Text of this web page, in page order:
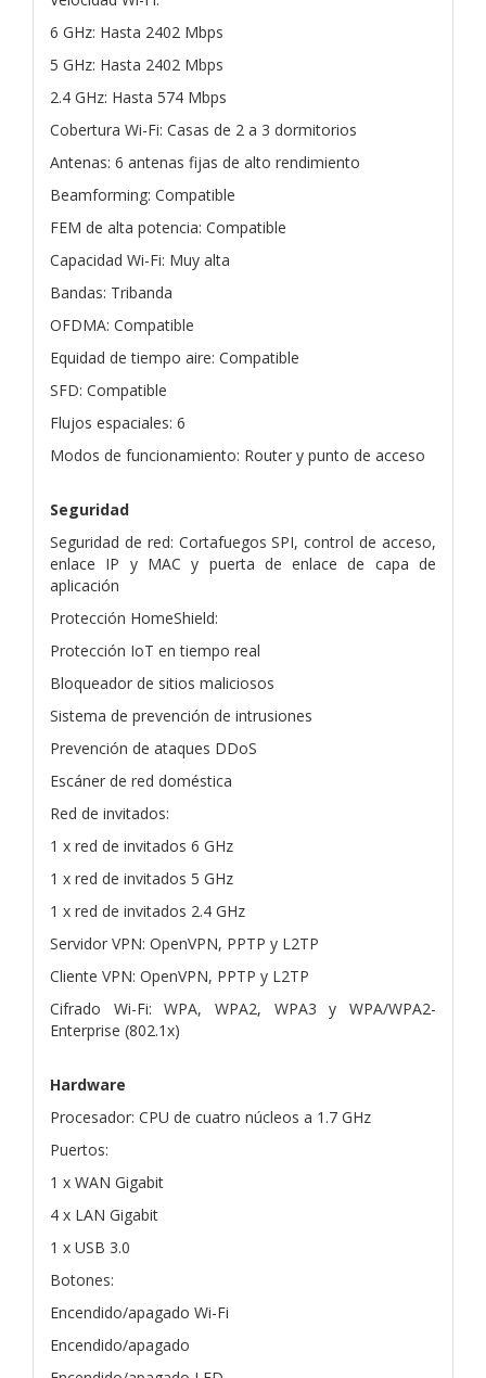
6 GHz: Hasta 2402 Mbps
5 GHz: Hasta 2402 Mbps
2.4 GHz: Hasta 574 Mbps
Cobertura Wi-Fi: Casas de 2 a 3 dormitorios
Antenas: 6 antenas fijas de alto rendimiento
Beamforming: Compatible
FEM de alta potencia: Compatible
Capacidad Wi-Fi: Muy alta
Bandas: Tribanda
OFDMA: Compatible
Equidad de tiempo aire: Compatible
SFD: Compatible
Flujos espaciales: 6
Modos de funcionamiento: Router y punto de acceso
Seguridad
Seguridad de red: Cortafuegos SPI, control de acceso,
enlace IP y MAC y puerta de enlace de capa de
aplicación
Protección HomeShield:
Protección IoT en tiempo real
Bloqueador de sitios maliciosos
Sistema de prevención de intrusiones
Prevención de ataques DDoS
Escáner de red doméstica
Red de invitados:
1 x red de invitados 6 GHz
1 x red de invitados 5 GHz
1 x red de invitados 2.4 GHz
Servidor VPN: OpenVPN, PPTP y L2TP
Cliente VPN: OpenVPN, PPTP y L2TP
Cifrado Wi-Fi: WPA, WPA2, WPA3 y WPA/WPA2-
Enterprise (802.1x)
Hardware
Procesador: CPU de cuatro núcleos a 1.7 GHz
Puertos:
1 x WAN Gigabit
4 x LAN Gigabit
1 x USB 3.0
Botones:
Encendido/apagado Wi-Fi
Encendido/apagado